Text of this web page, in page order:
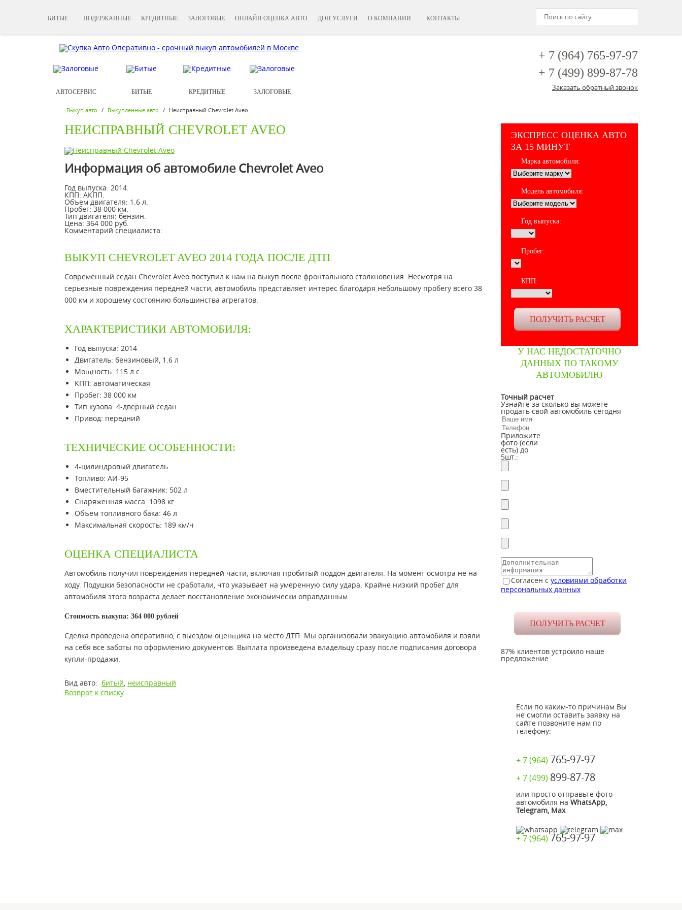
БИТЫЕ ПОДЕРЖАННЫЕ КРЕДИТНЫЕ ЗАЛОГОВЫЕ ОНЛАЙН ОЦЕНКА АВТО ДОП УСЛУГИ О КОМПАНИИ КОНТАКТЫ
+ 7 (964) 765-97-97
+ 7 (499) 899-87-78
Заказать обратный звонок
АВТОСЕРВИС БИТЫЕ КРЕДИТНЫЕ ЗАЛОГОВЫЕ
Выкуп авто / Выкупленные авто / Неисправный Chevrolet Aveo
ЭКСПРЕСС ОЦЕНКА АВТО
ЗА 15 МИНУТ
Марка автомобиля:
Модель автомобиля:
Год выпуска:
Пробег:
КПП:
У НАС НЕДОСТАТОЧНО
ДАННЫХ ПО ТАКОМУ
АВТОМОБИЛЮ
Точный расчет
Узнайте за сколько вы можете
продать свой автомобиль сегодня
Приложите
фото (если
есть) до
5шт.:
Согласен с условиями обработки
персональных данных
87% клиентов устроило наше
предложение
Если по каким-то причинам Вы
не смогли оставить заявку на
сайте позвоните нам по
телефону:
+ 7 (964) 765-97-97
+ 7 (499) 899-87-78
или просто отправьте фото
автомобиля на WhatsApp,
Telegram, Max
+ 7 (964) 765-97-97
НЕИСПРАВНЫЙ CHEVROLET AVEO
Информация об автомобиле Chevrolet Aveo
Год выпуска: 2014.
КПП: АКПП.
Объем двигателя: 1.6 л.
Пробег: 38 000 км.
Тип двигателя: бензин.
Цена: 364 000 руб.
Комментарий специалиста:
ВЫКУП CHEVROLET AVEO 2014 ГОДА ПОСЛЕ ДТП
Современный седан Chevrolet Aveo поступил к нам на выкуп после фронтального столкновения. Несмотря на
серьезные повреждения передней части, автомобиль представляет интерес благодаря небольшому пробегу всего 38
000 км и хорошему состоянию большинства агрегатов.
ХАРАКТЕРИСТИКИ АВТОМОБИЛЯ:
Год выпуска: 2014
Двигатель: бензиновый, 1.6 л
Мощность: 115 л.с.
КПП: автоматическая
Пробег: 38 000 км
Тип кузова: 4-дверный седан
Привод: передний
ТЕХНИЧЕСКИЕ ОСОБЕННОСТИ:
4-цилиндровый двигатель
Топливо: АИ-95
Вместительный багажник: 502 л
Снаряженная масса: 1098 кг
Объем топливного бака: 46 л
Максимальная скорость: 189 км/ч
ОЦЕНКА СПЕЦИАЛИСТА
Автомобиль получил повреждения передней части, включая пробитый поддон двигателя. На момент осмотра не на
ходу. Подушки безопасности не сработали, что указывает на умеренную силу удара. Крайне низкий пробег для
автомобиля этого возраста делает восстановление экономически оправданным.
Стоимость выкупа: 364 000 рублей
Сделка проведена оперативно, с выездом оценщика на место ДТП. Мы организовали эвакуацию автомобиля и взяли
на себя все заботы по оформлению документов. Выплата произведена владельцу сразу после подписания договора
купли-продажи.
.
Вид авто: битый, неисправный
Возврат к списку